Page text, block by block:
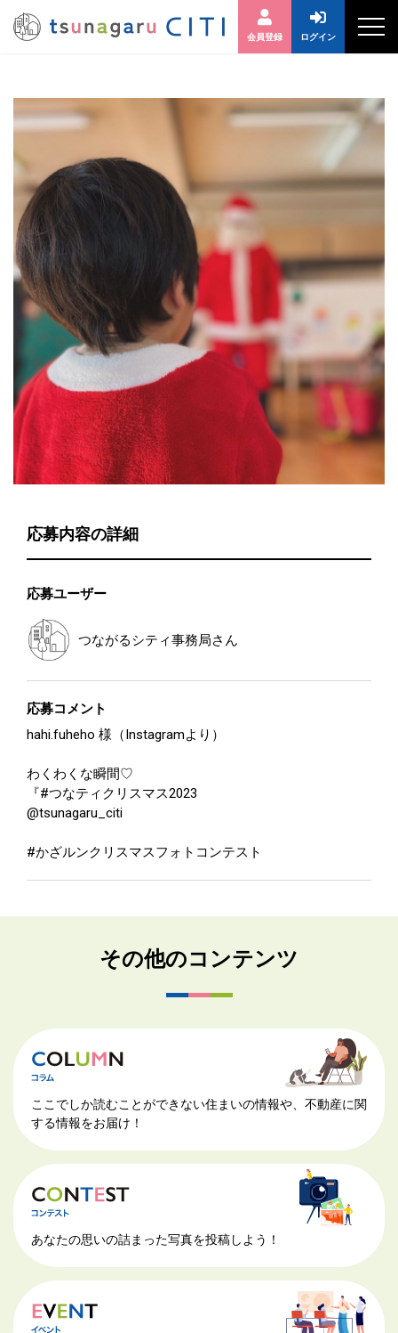
会員登録 ログイン
応募内容の詳細
応募ユーザー
つながるシティ事務局さん
応募コメント
hahi.fuheho 様（Instagramより）
わくわくな瞬間♡
『#つなティクリスマス2023
@tsunagaru_citi
#かざルンクリスマスフォトコンテスト
その他のコンテンツ
ここでしか読むことができない住まいの情報や、不動産に関
する情報をお届け！
あなたの思いの詰まった写真を投稿しよう！